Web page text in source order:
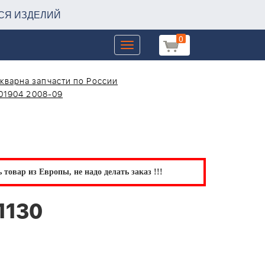
ИЗДЕЛИЙ
0
Toggle
navigation
запчасти по России
2008-09
из Европы, не надо делать заказ !!!